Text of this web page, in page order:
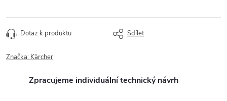
Dotaz k produktu Sdílet
Značka: Kärcher
Zpracujeme individuální technický návrh